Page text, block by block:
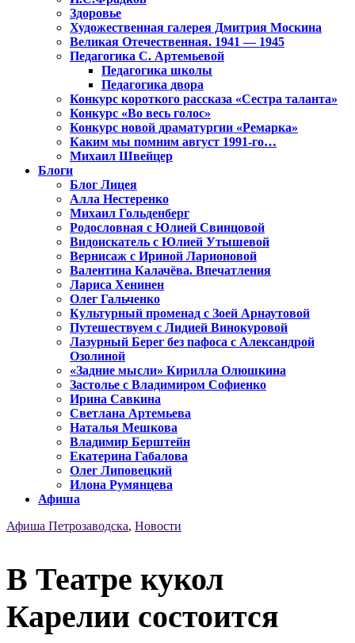
Здоровье
Художественная галерея Дмитрия Москина
Великая Отечественная. 1941 — 1945
Педагогика С. Артемьевой
Педагогика школы
Педагогика двора
Конкурс короткого рассказа «Сестра таланта»
Конкурс «Во весь голос»
Конкурс новой драматургии «Ремарка»
Каким мы помним август 1991-го…
Михаил Швейцер
Блоги
Блог Лицея
Алла Нестеренко
Михаил Гольденберг
Родословная с Юлией Свинцовой
Видоискатель с Юлией Утышевой
Вернисаж с Ириной Ларионовой
Валентина Калачёва. Впечатления
Лариса Хенинен
Олег Гальченко
Культурный променад с Зоей Арнаутовой
Путешествуем с Лидией Винокуровой
Лазурный Берег без пафоса с Александрой
Озолиной
«Задние мысли» Кирилла Олюшкина
Застолье с Владимиром Софиенко
Ирина Савкина
Светлана Артемьева
Наталья Мешкова
Владимир Берштейн
Екатерина Габалова
Олег Липовецкий
Илона Румянцева
Афиша
Афиша Петрозаводска, Новости
В Театре кукол
Карелии состоится